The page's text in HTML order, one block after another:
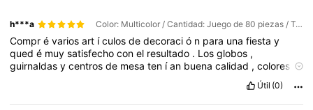
h***a Color: Multicolor / Cantidad: Juego de 80 piezas / Talla: Unitalla
Comprévariosart ículosdedecoració n para unafiestay
quedé muysatisfechoconel resultado . Losglobos ,
guirnaldasycentrosde mesaten ían buenacalidad ,colores
ciles
elegante.Sin
duda,sonunagranopciónparacualquiercelebración.
Útil (0)